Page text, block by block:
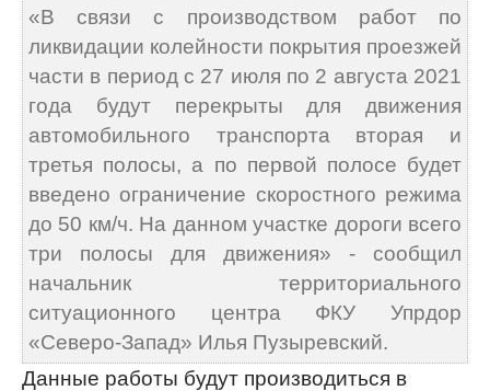
«В связи с производством работ по
ликвидации колейности покрытия проезжей
части в период с 27 июля по 2 августа 2021
года будут перекрыты для движения
автомобильного транспорта вторая и
третья полосы, а по первой полосе будет
введено ограничение скоростного режима
до 50 км/ч. На данном участке дороги всего
три полосы для движения» - сообщил
начальник территориального
ситуационного центра ФКУ Упрдор
«Северо-Запад» Илья Пузыревский.
Данные работы будут производиться в